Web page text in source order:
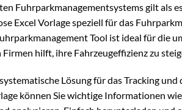
Fuhrparkmanagementsystems gilt als
Excel Vorlage speziell für das
Tool ist ideal für die
hilft, ihre Fahrzeugeffizienz zu
Lösung für das Tracking
können Sie wichtige Informationen